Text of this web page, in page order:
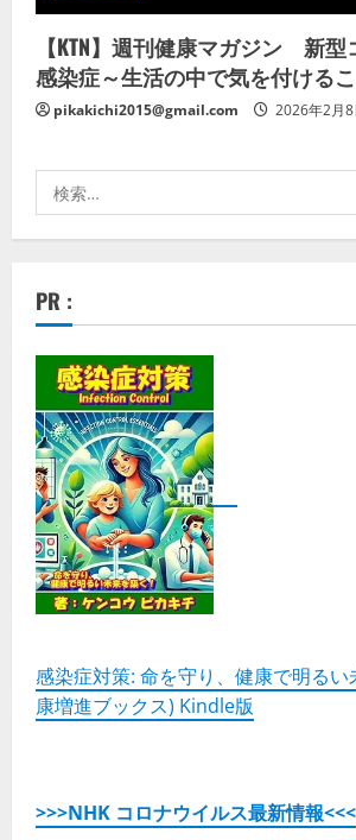
【KTN】週刊健康マガジン 新
感染症～生活の中で気を付ける
pikakichi2015@gmail.com 2026年2月8
索:
PR :
感染症対策: 命を守り、健康で明るい
康増進ブックス) Kindle版
>>>NHK コロナウイルス最新情報<<<